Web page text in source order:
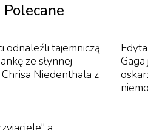
aktor drugoplanowy
„Drugiego oblicza". Jego
Polecane
odnaleźli tajemniczą
ze słynnej
Niedenthala z
Gaga